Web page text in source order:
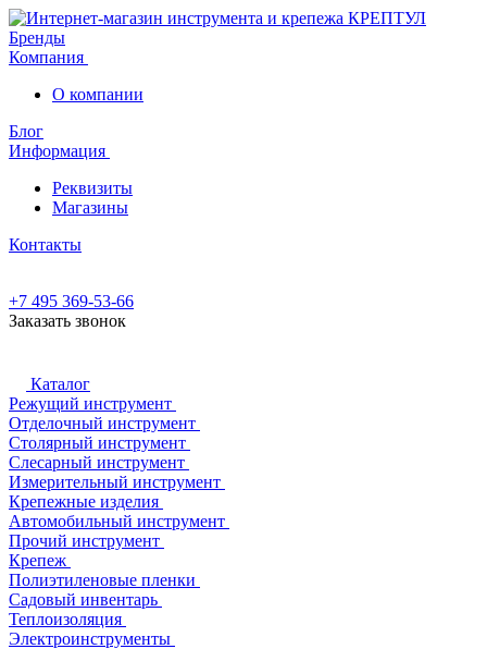
Бренды
Компания
О компании
Блог
Информация
Реквизиты
Магазины
Контакты
+7 495 369-53-66
Заказать звонок
Каталог
Режущий инструмент
Отделочный инструмент
Столярный инструмент
Слесарный инструмент
Измерительный инструмент
Крепежные изделия
Автомобильный инструмент
Прочий инструмент
Крепеж
Полиэтиленовые пленки
Садовый инвентарь
Теплоизоляция
Электроинструменты